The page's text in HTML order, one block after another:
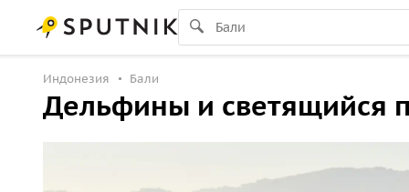
Индонезия Бали
Дельфины и светящийся